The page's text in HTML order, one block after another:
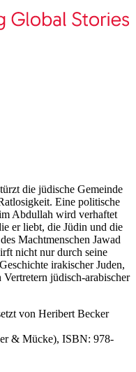
die jüdische Gemeinde
Eine politische
Abdullah wird verhaftet
er liebt, die Jüdin und die
Machtmenschen Jawad
nicht nur durch seine
irakischer Juden,
jüdisch-arabischer
von Heribert Becker
& Mücke), ISBN: 978-